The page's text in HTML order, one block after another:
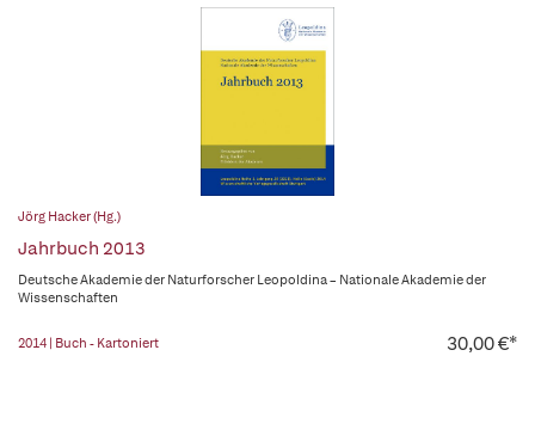
Jörg Hacker (Hg.)
Jahrbuch 2013
Deutsche Akademie der Naturforscher Leopoldina – Nationale Akademie der
Wissenschaften
2014 | Buch - Kartoniert 30,00 €*